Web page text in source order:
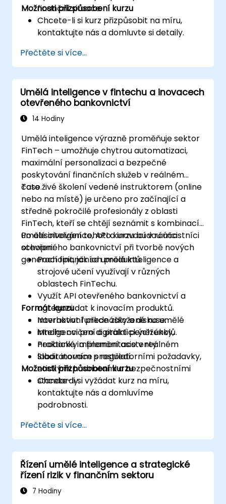
finanční situace.
Možnosti přizpůsobení kurzu
Chcete-li si kurz přizpůsobit na míru,
kontaktujte nás a domluvte si detaily.
Přečtěte si více...
Umělá inteligence v fintechu a inovacech
otevřeného bankovnictví
14 Hodiny
Umělá inteligence výrazně proměňuje sektor
FinTech – umožňuje chytrou automatizaci,
maximální personalizaci a bezpečné
poskytování finančních služeb v reálném
čase.
Toto živé školení vedené instruktorem (online
nebo na místě) je určeno pro začínající a
středně pokročilé profesionály z oblasti
FinTech, kteří se chtějí seznámit s kombinací
umělé inteligence, API a inovací v rámci
otevřeného bankovnictví při tvorbě nových
generací finančních produktů.
Po absolvování tohoto kurzu budou účastníci
schopni:
Pochopit, jak se umělá inteligence a
strojové učení využívají v různých
oblastech FinTechu.
Využít API otevřeného bankovnictví a
agregaci dat k inovacím produktů.
Navrhovat funkce založené na umělé
inteligenci pro digitální peněženky,
neobanky a finanční asistenty.
Sladit inovace s regulatorními požadavky,
etickými hodnotami a bezpečnostními
standardy.
Formát kurzu
Interaktivní přednášky a diskuse.
Mnoho cvičení a praktických úkolů.
Praktické implementace v reálném
laboratorním prostředí.
Možnosti přizpůsobení kurzu
Chcete-li si vyžádat kurz na míru,
kontaktujte nás a domluvíme
podrobnosti.
Přečtěte si více...
Řízení umělé inteligence a strategické
řízení rizik v finančním sektoru
7 Hodiny